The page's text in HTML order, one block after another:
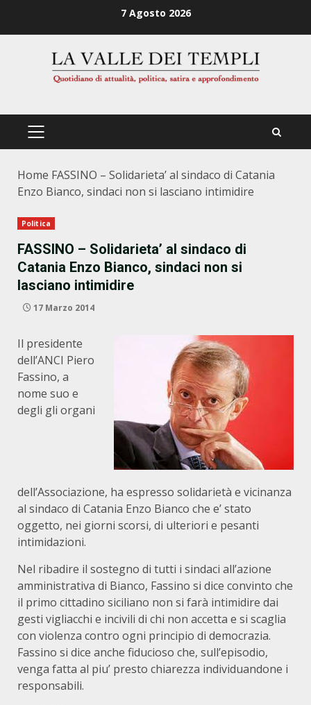
7 Agosto 2026
PRIMÄRES
Home FASSINO – Solidarieta’ al sindaco di Catania
Enzo Bianco, sindaci non si lasciano intimidire
Politica
FASSINO – Solidarieta’ al sindaco di
Catania Enzo Bianco, sindaci non si
lasciano intimidire
17 Marzo 2014
Il presidente
dell’ANCI Piero
Fassino, a
nome suo e
degli gli organi
dell’Associazione, ha espresso solidarietà e vicinanza
al sindaco di Catania Enzo Bianco che e’ stato
oggetto, nei giorni scorsi, di ulteriori e pesanti
intimidazioni.
Nel ribadire il sostegno di tutti i sindaci all’azione
amministrativa di Bianco, Fassino si dice convinto che
il primo cittadino siciliano non si farà intimidire dai
gesti vigliacchi e incivili di chi non accetta e si scaglia
con violenza contro ogni principio di democrazia.
Fassino si dice anche fiducioso che, sull’episodio,
venga fatta al piu’ presto chiarezza individuandone i
responsabili.